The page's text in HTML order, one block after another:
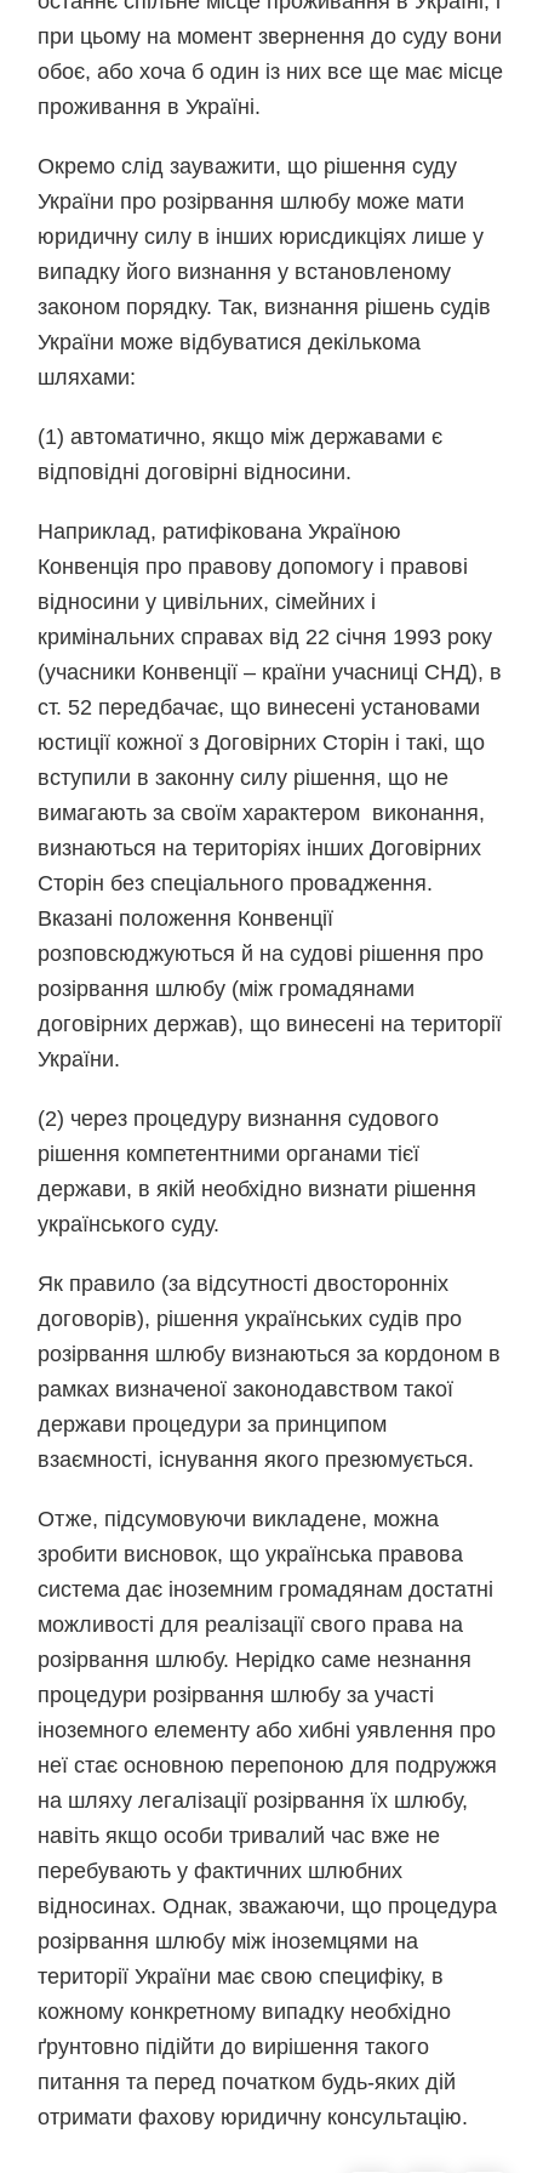
при цьому на момент звернення до суду вони
обоє, або хоча б один із них все ще має місце
проживання в Україні.
Окремо слід зауважити, що рішення суду
України про розірвання шлюбу може мати
юридичну силу в інших юрисдикціях лише у
випадку його визнання у встановленому
законом порядку. Так, визнання рішень судів
України може відбуватися декількома
шляхами:
(1) автоматично, якщо між державами є
відповідні договірні відносини.
Наприклад, ратифікована Україною
Конвенція про правову допомогу і правові
відносини у цивільних, сімейних і
кримінальних справах від 22 січня 1993 року
(учасники Конвенції – країни учасниці СНД), в
ст. 52 передбачає, що винесені установами
юстиції кожної з Договірних Сторін і такі, що
вступили в законну силу рішення, що не
вимагають за своїм характером виконання,
визнаються на територіях інших Договірних
Сторін без спеціального провадження.
Вказані положення Конвенції
розповсюджуються й на судові рішення про
розірвання шлюбу (між громадянами
договірних держав), що винесені на території
України.
(2) через процедуру визнання судового
рішення компетентними органами тієї
держави, в якій необхідно визнати рішення
українського суду.
Як правило (за відсутності двосторонніх
договорів), рішення українських судів про
розірвання шлюбу визнаються за кордоном в
рамках визначеної законодавством такої
держави процедури за принципом
взаємності, існування якого презюмується.
Отже, підсумовуючи викладене, можна
зробити висновок, що українська правова
система дає іноземним громадянам достатні
можливості для реалізації свого права на
розірвання шлюбу. Нерідко саме незнання
процедури розірвання шлюбу за участі
іноземного елементу або хибні уявлення про
неї стає основною перепоною для подружжя
на шляху легалізації розірвання їх шлюбу,
навіть якщо особи тривалий час вже не
перебувають у фактичних шлюбних
відносинах. Однак, зважаючи, що процедура
розірвання шлюбу між іноземцями на
території України має свою специфіку, в
кожному конкретному випадку необхідно
ґрунтовно підійти до вирішення такого
питання та перед початком будь-яких дій
отримати фахову юридичну консультацію.